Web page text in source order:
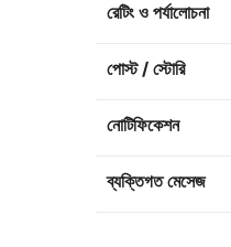
রেটিং ও পর্যালোচনা
পোস্ট / স্টোরি
নোটিফিকেশন
ব্যক্তিগত মেসেজ